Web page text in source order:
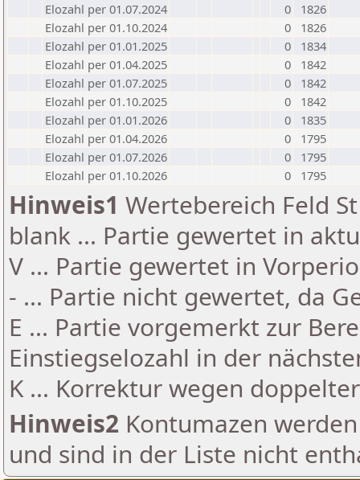
Elozahl per 01.07.2024
0
1826
Elozahl per 01.10.2024
0
1826
Elozahl per 01.01.2025
0
1834
Elozahl per 01.04.2025
0
1842
Elozahl per 01.07.2025
0
1842
Elozahl per 01.10.2025
0
1842
Elozahl per 01.01.2026
0
1835
Elozahl per 01.04.2026
0
1795
Elozahl per 01.07.2026
0
1795
Elozahl per 01.10.2026
0 1795
Hinweis1 Wertebereich Feld
blank ... Partie gewertet in
V ... Partie gewertet in
- ... Partie nicht gewertet, da
E ... Partie vorgemerkt zur
Einstiegselozahl in der
K ... Korrektur wegen
Hinweis2 Kontumazen
und sind in der Liste nicht